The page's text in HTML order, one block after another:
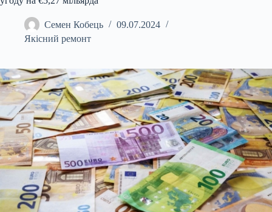
Семен Кобець
09.07.2024
Якісний ремонт